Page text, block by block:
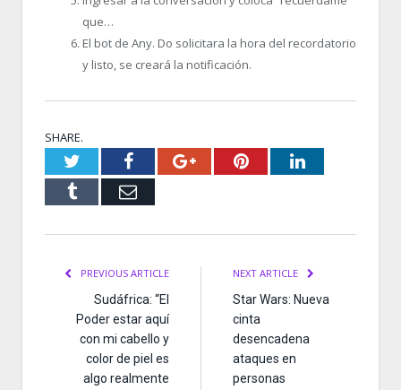
que…
El bot de Any. Do solicitara la hora del recordatorio
y listo, se creará la notificación.
SHARE.
TwitterFacebookGoogle+PinterestLinkedIn
Tumblr Email
PREVIOUS ARTICLE
Sudáfrica: “El
Poder estar aquí
con mi cabello y
color de piel es
algo realmente
NEXT ARTICLE
Star Wars: Nueva
cinta
desencadena
ataques en
personas